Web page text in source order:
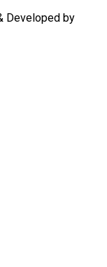
Developed by